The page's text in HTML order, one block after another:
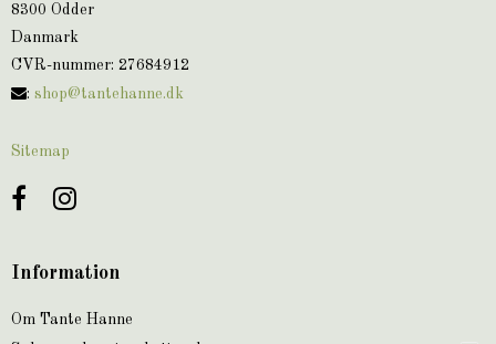
8300 Odder
Danmark
CVR-nummer: 27684912
: shop@tantehanne.dk
Sitemap
Information
Om Tante Hanne